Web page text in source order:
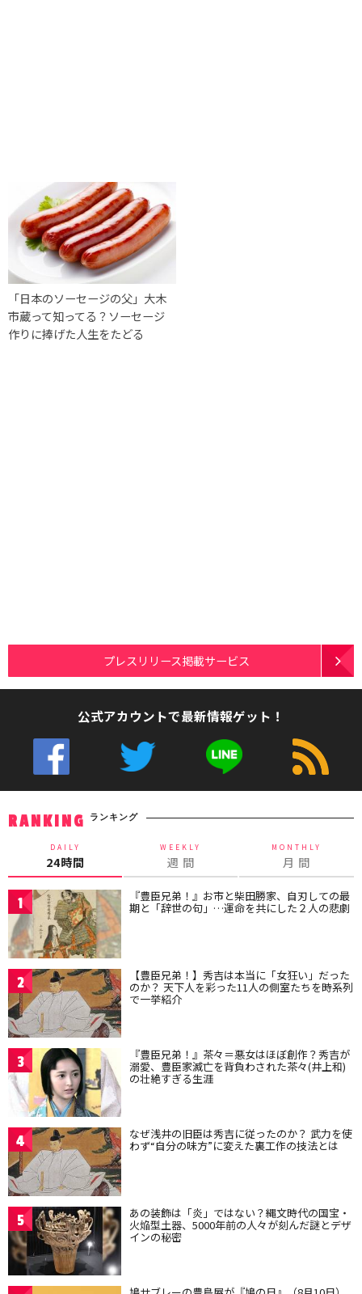
「日本のソーセージの父」大木
市蔵って知ってる？ソーセージ
作りに捧げた人生をたどる
プレスリリース掲載サービス
公式アカウントで最新情報ゲット！
RANKING ランキング
DAILY
24時間
WEEKLY
週 間
MONTHLY
月 間
1 『豊臣兄弟！』お市と柴田勝家、自刃しての最
期と「辞世の句」…運命を共にした２人の悲劇
2 【豊臣兄弟！】秀吉は本当に「女狂い」だった
のか？ 天下人を彩った11人の側室たちを時系列
で一挙紹介
3 『豊臣兄弟！』茶々＝悪女はほぼ創作？秀吉が
溺愛、豊臣家滅亡を背負わされた茶々(井上和)
の壮絶すぎる生涯
4 なぜ浅井の旧臣は秀吉に従ったのか？ 武力を使
わず“自分の味方”に変えた裏工作の技法とは
5 あの装飾は「炎」ではない？縄文時代の国宝・
火焔型土器、5000年前の人々が刻んだ謎とデザ
インの秘密